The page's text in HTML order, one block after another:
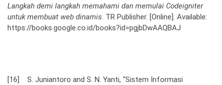
Langkah demi langkah memahami dan memulai Codeigniter
untuk membuat web dinamis. TR Publisher. [Online]. Available:
https://books.google.co.id/books?id=pgjbDwAAQBAJ
[16] S. Juniantoro and S. N. Yanti, “Sistem Informasi